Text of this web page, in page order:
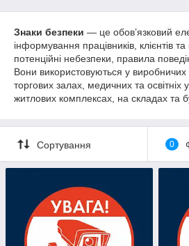
Знаки безпеки — це обов’язковий
інформування працівників, клієнтів та
потенційні небезпеки, правила
Вони використовуються у
торгових залах, медичних та освітніх
житлових комплексах, на складах та
Сортування 0